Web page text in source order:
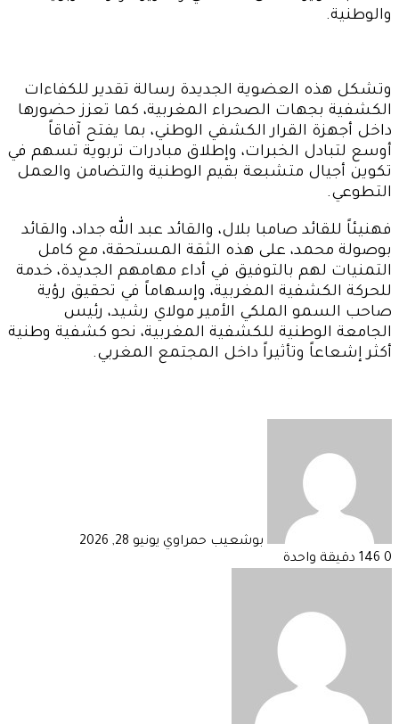
والوطنية.
وتشكل هذه العضوية الجديدة رسالة تقدير للكفاءات
الكشفية بجهات الصحراء المغربية، كما تعزز حضورها
داخل أجهزة القرار الكشفي الوطني، بما يفتح آفاقاً
أوسع لتبادل الخبرات، وإطلاق مبادرات تربوية تسهم في
تكوين أجيال متشبعة بقيم الوطنية والتضامن والعمل
التطوعي.
فهنيئاً للقائد صامبا بلال، والقائد عبد الله جداد، والقائد
بوصولة محمد، على هذه الثقة المستحقة، مع كامل
التمنيات لهم بالتوفيق في أداء مهامهم الجديدة، خدمة
للحركة الكشفية المغربية، وإسهاماً في تحقيق رؤية
صاحب السمو الملكي الأمير مولاي رشيد، رئيس
الجامعة الوطنية للكشفية المغربية، نحو كشفية وطنية
أكثر إشعاعاً وتأثيراً داخل المجتمع المغربي.
بوشعيب حمراوي يونيو 28, 2026
0
دقيقة واحدة